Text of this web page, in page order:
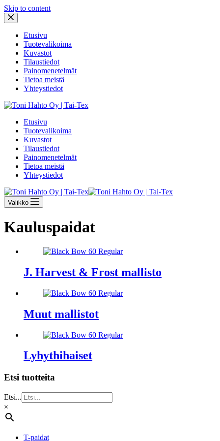
Skip to content
Etusivu
Tuotevalikoima
Kuvastot
Tilaustiedot
Painomenetelmät
Tietoa meistä
Yhteystiedot
Etusivu
Tuotevalikoima
Kuvastot
Tilaustiedot
Painomenetelmät
Tietoa meistä
Yhteystiedot
Valikko
Kauluspaidat
J. Harvest & Frost mallisto
Muut mallistot
Lyhythihaiset
Etsi tuotteita
Etsi...
×
T-paidat